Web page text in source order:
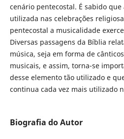
cenário pentecostal. É sabido
utilizada nas celebrações
pentecostal a musicalidade
Diversas passagens da Bíblia
música, seja em forma de
musicais, e assim, torna-se
desse elemento tão utilizado e
continua cada vez mais utilizado
Biografia do Autor